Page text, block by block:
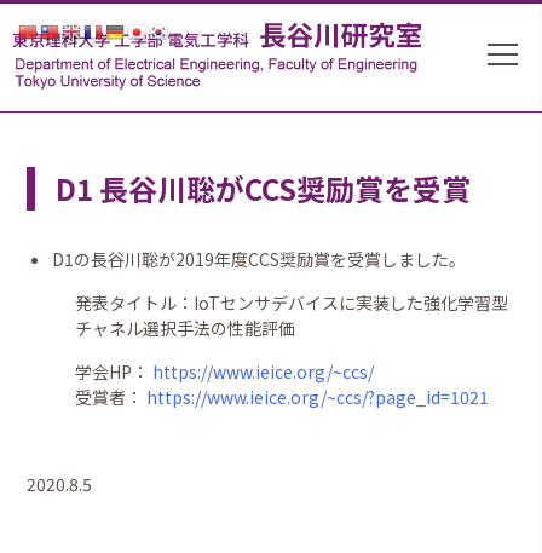
D1 長谷川聡がCCS奨励賞を受賞
D1の長谷川聡が2019年度CCS奨励賞を受賞しました。
発表タイトル：IoTセンサデバイスに実装した強化学習型
チャネル選択手法の性能評価
学会HP： https://www.ieice.org/~ccs/
受賞者： https://www.ieice.org/~ccs/?page_id=1021
2020.8.5